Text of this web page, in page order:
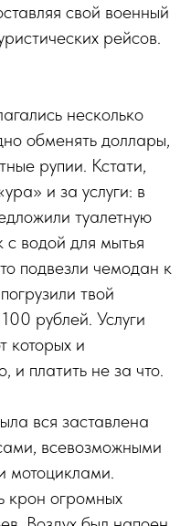
свой военный
рейсов.
несколько
обменять доллары,
рупии. Кстати,
и за услуги: в
туалетную
с водой для мытья
подвезли чемодан к
твой
рублей. Услуги
которых и
и платить не за что.
вся заставлена
всевозможными
мотоциклами.
крон огромных